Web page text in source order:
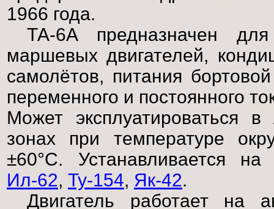
1966 года.
ТА-6А предназначен для
маршевых двигателей,
самолётов, питания
переменного и постоянного
Может эксплуатироваться
зонах при температуре
±60°C. Устанавливается
Ил-62, Ту-154, Як-42.
Двигатель работает на